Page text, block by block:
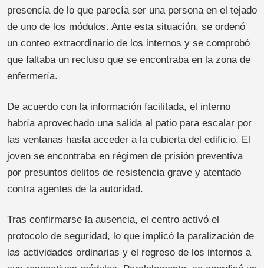
presencia de lo que parecía ser una persona en el tejado
de uno de los módulos. Ante esta situación, se ordenó
un conteo extraordinario de los internos y se comprobó
que faltaba un recluso que se encontraba en la zona de
enfermería.
De acuerdo con la información facilitada, el interno
habría aprovechado una salida al patio para escalar por
las ventanas hasta acceder a la cubierta del edificio. El
joven se encontraba en régimen de prisión preventiva
por presuntos delitos de resistencia grave y atentado
contra agentes de la autoridad.
Tras confirmarse la ausencia, el centro activó el
protocolo de seguridad, lo que implicó la paralización de
las actividades ordinarias y el regreso de los internos a